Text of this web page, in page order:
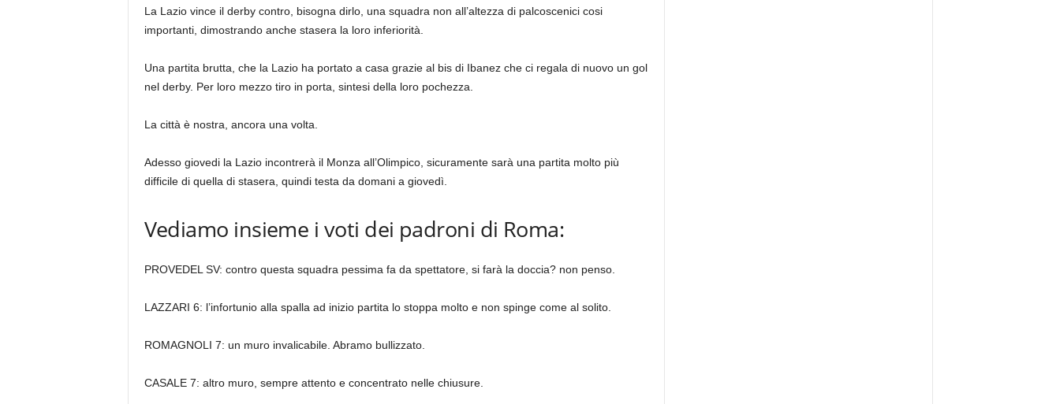
La Lazio vince il derby contro, bisogna dirlo, una squadra non all’altezza di palcoscenici cosi
importanti, dimostrando anche stasera la loro inferiorità.
Una partita brutta, che la Lazio ha portato a casa grazie al bis di Ibanez che ci regala di nuovo un gol
nel derby. Per loro mezzo tiro in porta, sintesi della loro pochezza.
La città è nostra, ancora una volta.
Adesso giovedi la Lazio incontrerà il Monza all’Olimpico, sicuramente sarà una partita molto più
difficile di quella di stasera, quindi testa da domani a giovedì.
Vediamo insieme i voti dei padroni di Roma:
PROVEDEL SV: contro questa squadra pessima fa da spettatore, si farà la doccia? non penso.
LAZZARI 6: l’infortunio alla spalla ad inizio partita lo stoppa molto e non spinge come al solito.
ROMAGNOLI 7: un muro invalicabile. Abramo bullizzato.
CASALE 7: altro muro, sempre attento e concentrato nelle chiusure.